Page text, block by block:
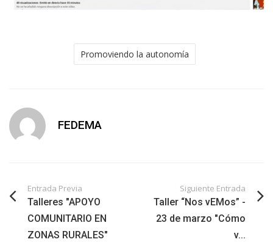
Promoviendo la autonomía
FEDEMA
Entrada Previa
Talleres "APOYO
COMUNITARIO EN
ZONAS RURALES"
Siguiente Entrada
Taller “Nos vEMos” -
23 de marzo "Cómo
v...